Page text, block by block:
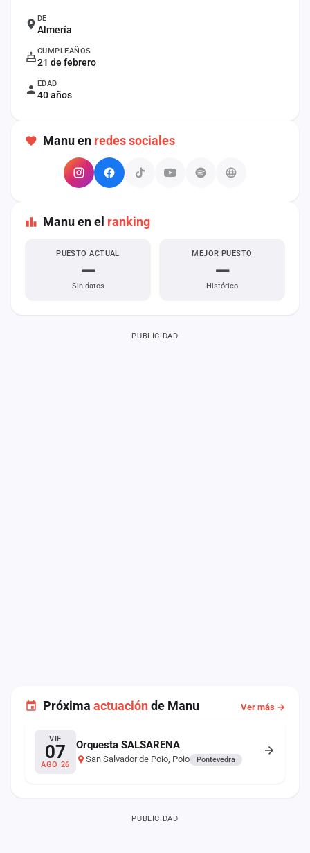
Próxima actuaciónde Manu Ver más →
VIE
07
AGO 26
Orquesta SALSARENA
San Salvador de Poio, Poio Pontevedra
PUBLICIDAD
DE
Almería
CUMPLEAÑOS
21 de febrero
EDAD
40 años
Manu en redes sociales
Manu en el ranking
PUESTO ACTUAL
—
Sin datos
MEJOR PUESTO
—
Histórico
PUBLICIDAD